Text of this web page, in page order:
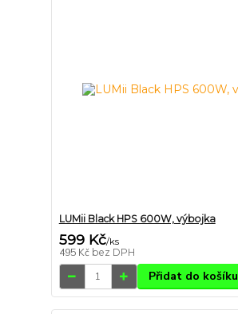
LUMii Black HPS 600W, výbojka
599 Kč/ks
495 Kč bez DPH
Přidat do košíku